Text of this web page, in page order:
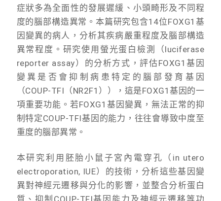
症狀多為全面性的發展遲緩、小頭畸形及不同程
度的腦部構造異常。本篇研究包含14位FOXG1基
因變異的病人，分析其疾病嚴重程度及腦部構造
異常程度。研究使用螢光蛋白檢測（luciferase
reporter assay）的分析方式，評估FOXG1基因
變異是否會抑制病患特定的腦部發育基因
（COUP-TFI（NR2F1）），這是FOXG1基因的一
項重要功能。若FOXG1基因變異，無法正常的抑
制特定COUP-TFI基因的能力，往往會導致中度至
重度的腦部異常。
本研究利用胚胎小鼠子宮內電穿孔（in utero
electroporation, IUE）的技術，分析這些基因變
異對神經元遷移與分化的影響，並整合分析蛋白
質、抑制COUP-TFI基因能力及神經元遷移等功